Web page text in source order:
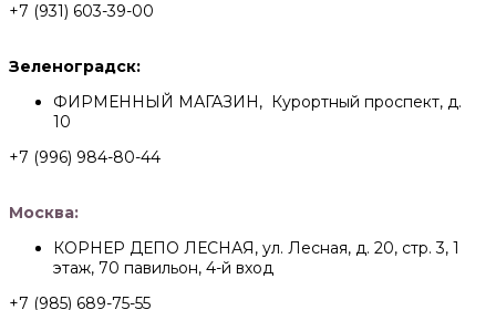
+7 (931) 603-39-00
Зеленоградск:
ФИРМЕННЫЙ МАГАЗИН, Курортный проспект, д.
10
+7 (996) 984-80-44
Москва:
КОРНЕР ДЕПО ЛЕСНАЯ, ул. Лесная, д. 20, стр. 3, 1
этаж, 70 павильон, 4-й вход
+7 (985) 689-75-55